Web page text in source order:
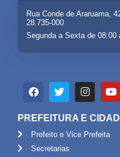
Rua Conde de Araruama,
28.735-000
Segunda a Sexta de 08:00
PREFEITURA E
Prefeito e Vice Prefeita
Secretarias